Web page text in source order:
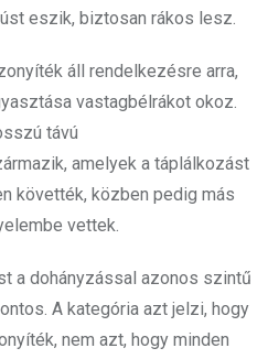
eszik, biztosan rákos lesz.
áll rendelkezésre arra,
vastagbélrákot okoz.
távú
amelyek a táplálkozást
követték, közben pedig más
vettek.
a dohányzással azonos szintű
A kategória azt jelzi, hogy
nem azt, hogy minden